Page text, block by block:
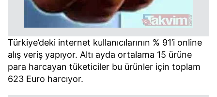
Türkiye’deki internet kullanıcılarının % 91’i online
alış veriş yapıyor. Altı ayda ortalama 15 ürüne
para harcayan tüketiciler bu ürünler için toplam
623 Euro harcıyor.